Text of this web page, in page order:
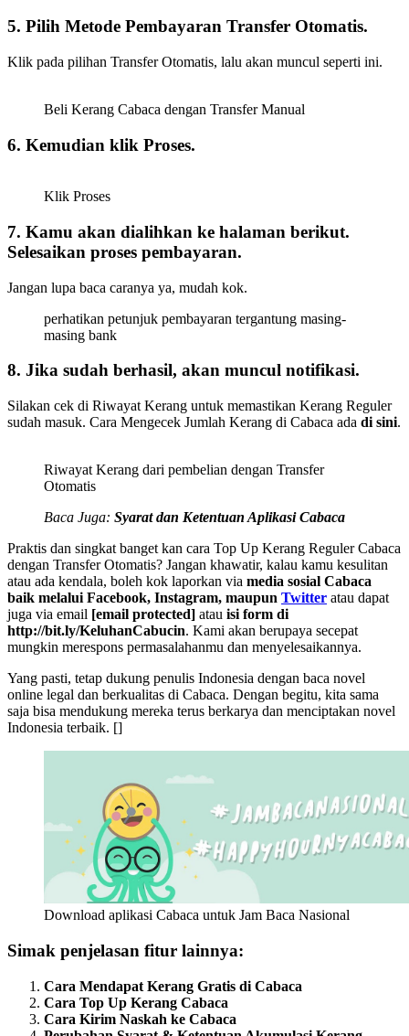
5. Pilih Metode Pembayaran Transfer Otomatis.
Klik pada pilihan Transfer Otomatis, lalu akan muncul seperti ini.
Beli Kerang Cabaca dengan Transfer Manual
6. Kemudian klik Proses.
Klik Proses
7. Kamu akan dialihkan ke halaman berikut.
Selesaikan proses pembayaran.
Jangan lupa baca caranya ya, mudah kok.
perhatikan petunjuk pembayaran tergantung masing-
masing bank
8. Jika sudah berhasil, akan muncul notifikasi.
Silakan cek di Riwayat Kerang untuk memastikan Kerang Reguler
sudah masuk. Cara Mengecek Jumlah Kerang di Cabaca ada di sini.
Riwayat Kerang dari pembelian dengan Transfer
Otomatis
Baca Juga: Syarat dan Ketentuan Aplikasi Cabaca
Praktis dan singkat banget kan cara Top Up Kerang Reguler Cabaca
dengan Transfer Otomatis? Jangan khawatir, kalau kamu kesulitan
atau ada kendala, boleh kok laporkan via media sosial Cabaca
baik melalui Facebook, Instagram, maupun Twitter atau dapat
juga via email [email protected] atau isi form di
http://bit.ly/KeluhanCabucin. Kami akan berupaya secepat
mungkin merespons permasalahanmu dan menyelesaikannya.
Yang pasti, tetap dukung penulis Indonesia dengan baca novel
online legal dan berkualitas di Cabaca. Dengan begitu, kita sama
saja bisa mendukung mereka terus berkarya dan menciptakan novel
Indonesia terbaik. []
Download aplikasi Cabaca untuk Jam Baca Nasional
Simak penjelasan fitur lainnya:
Cara Mendapat Kerang Gratis di Cabaca
Cara Top Up Kerang Cabaca
Cara Kirim Naskah ke Cabaca